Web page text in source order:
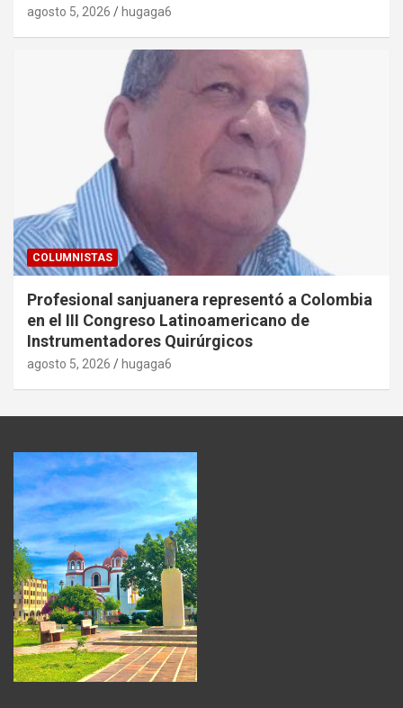
agosto 5, 2026 hugaga6
COLUMNISTAS
Profesional sanjuanera representó a Colombia
en el III Congreso Latinoamericano de
Instrumentadores Quirúrgicos
agosto 5, 2026 hugaga6